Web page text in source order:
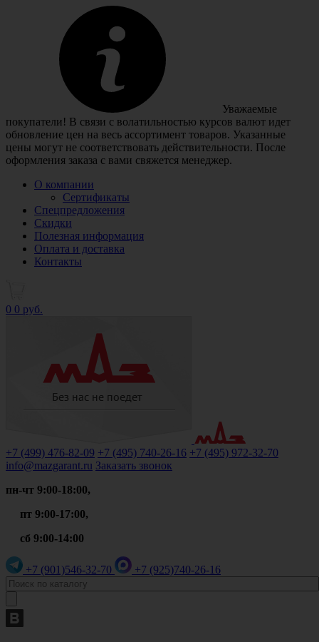
Уважаемые
покупатели! В связи с волатильностью курсов валют идет
обновление цен на весь ассортимент товаров. Указанные
цены могут не соответствовать действительности. После
оформления заказа с вами свяжется менеджер.
О компании
Сертификаты
Спецпредложения
Скидки
Полезная информация
Оплата и доставка
Контакты
0 0 руб.
+7 (499) 476-82-09 +7 (495) 740-26-16 +7 (495) 972-32-70
info@mazgarant.ru Заказать звонок
пн-чт 9:00-18:00,
пт 9:00-17:00,
сб 9:00-14:00
+7 (901)546-32-70 +7 (925)740-26-16